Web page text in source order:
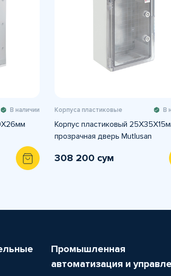
В наличии Корпуса пластиковые В
Корпус пластиковый
прозрачная дверь Mutlusan
308 200 сум
Промышленная
автоматизация и